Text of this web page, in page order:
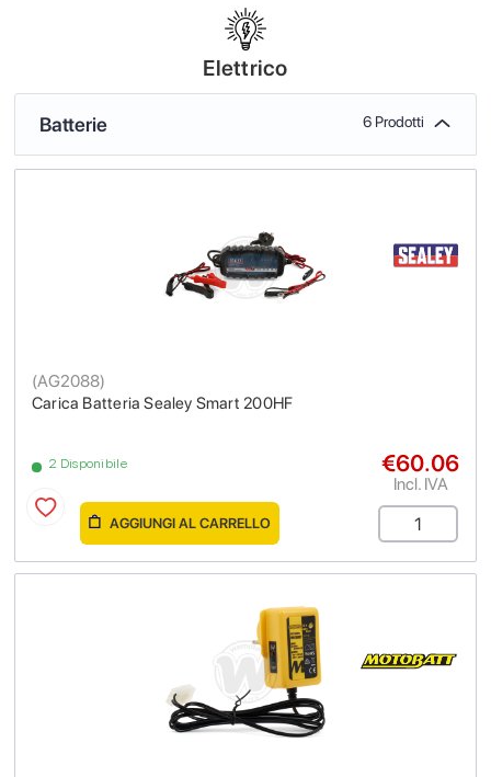
Elettrico
Batterie 6 Prodotti
Carica Batteria Sealey Smart 200HF
(AG2088)
2 Disponibile €60.06
Incl. IVA
AGGIUNGI AL CARRELLO